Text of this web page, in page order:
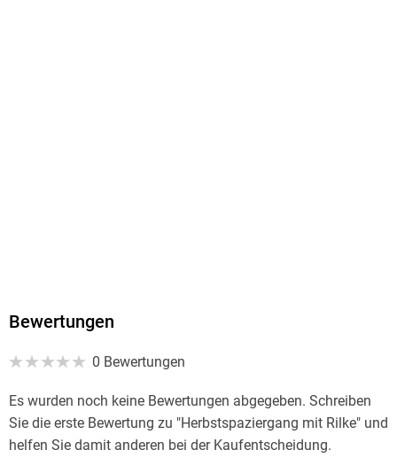
Bewertungen
0 Bewertungen
Es wurden noch keine Bewertungen abgegeben. Schreiben
Sie die erste Bewertung zu "Herbstspaziergang mit Rilke" und
helfen Sie damit anderen bei der Kaufentscheidung.